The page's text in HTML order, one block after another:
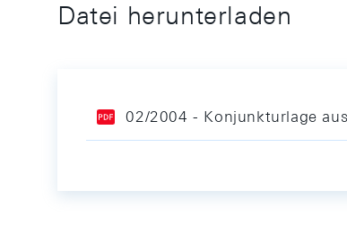
Datei herunterladen
02/2004 - Konjunkturlage